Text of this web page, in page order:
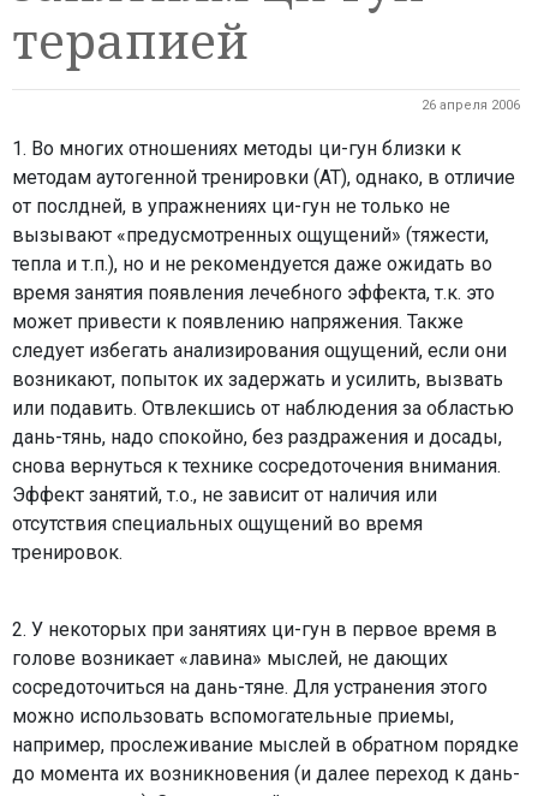
терапией
26 апреля 2006
1. Во многих отношениях методы ци-гун близки к
методам аутогенной тренировки (АТ), однако, в отличие
от послдней, в упражнениях ци-гун не только не
вызывают «предусмотренных ощущений» (тяжести,
тепла и т.п.), но и не рекомендуется даже ожидать во
время занятия появления лечебного эффекта, т.к. это
может привести к появлению напряжения. Также
следует избегать анализирования ощущений, если они
возникают, попыток их задержать и усилить, вызвать
или подавить. Отвлекшись от наблюдения за областью
дань-тянь, надо спокойно, без раздражения и досады,
снова вернуться к технике сосредоточения внимания.
Эффект занятий, т.о., не зависит от наличия или
отсутствия специальных ощущений во время
тренировок.
2. У некоторых при занятиях ци-гун в первое время в
голове возникает «лавина» мыслей, не дающих
сосредоточиться на дань-тяне. Для устранения этого
можно использовать вспомогательные приемы,
например, прослеживание мыслей в обратном порядке
до момента их возникновения (и далее переход к дань-